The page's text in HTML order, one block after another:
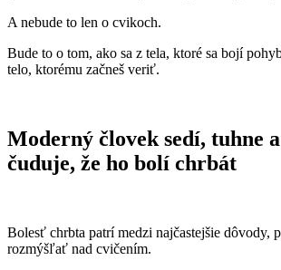
A nebude to len o cvikoch.
Bude to o tom, ako sa z tela, ktoré sa bojí
telo, ktorému začneš veriť.
Moderný človek sedí, tuhne
čuduje, že ho bolí chrbát
Bolesť chrbta patrí medzi najčastejšie dôvody,
rozmýšľať nad cvičením.